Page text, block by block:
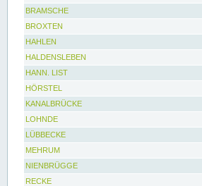
BRAMSCHE
BROXTEN
HAHLEN
HALDENSLEBEN
HANN. LIST
HÖRSTEL
KANALBRÜCKE
LOHNDE
LÜBBECKE
MEHRUM
NIENBRÜGGE
RECKE